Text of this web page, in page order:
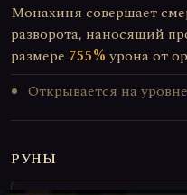
Монахиня совершает
разворота, наносящий
размере 755% урона от
Открывается на
РУНЫ